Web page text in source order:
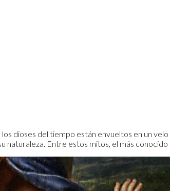
los dioses del tiempo están envueltos en un
naturaleza. Entre estos mitos, el más